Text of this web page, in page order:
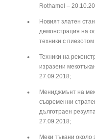
Rothamel –
Новият златен
демонстрация на
техники с
Техники на
изразени
27.09.2018;
Мениджмънт на
съвременни
дълготраен
27.09.2018;
Меки тъкани около